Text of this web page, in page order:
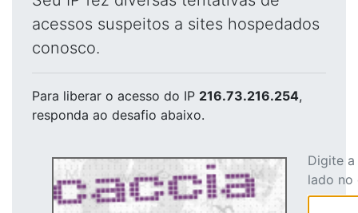
acessos suspeitos a sites hospedados
conosco.
Para liberar o acesso do IP 216.73.216.254,
responda ao desafio abaixo.
Digite
lado no